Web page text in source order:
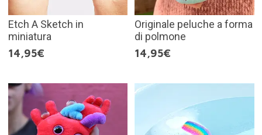
Etch A Sketch in
miniatura
14,95€
Originale peluche a forma
di polmone
14,95€